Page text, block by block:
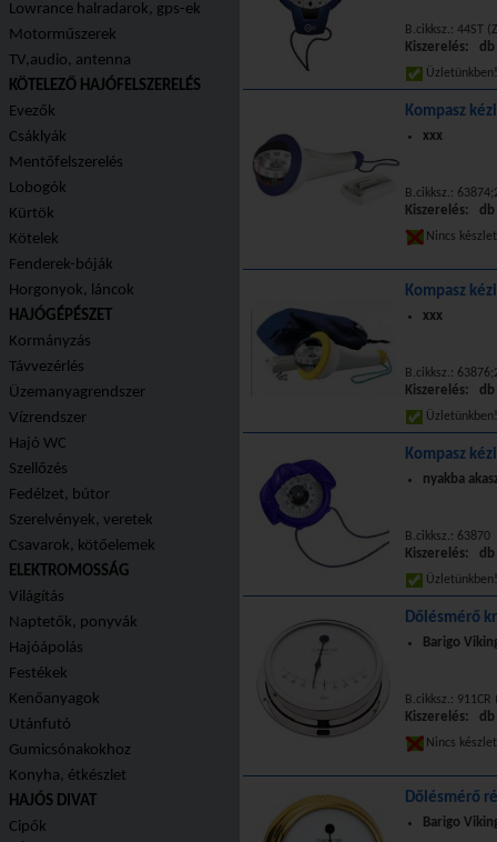
Lowrance halradarok, gps-ek
Motorműszerek
TV,audio, antenna
KÖTELEZŐ HAJÓFELSZERELÉS
Evezők
Csáklyák
Mentőfelszerelés
Lobogók
Kürtök
Kötelek
Fenderek-bóják
Horgonyok, láncok
HAJÓGÉPÉSZET
Kormányzás
Távvezérlés
Üzemanyagrendszer
Vízrendszer
Hajó WC
Szellőzés
Fedélzet, bútor
Szerelvények, veretek
Csavarok, kötőelemek
ELEKTROMOSSÁG
Világítás
Naptetők, ponyvák
Hajóápolás
Festékek
Kenőanyagok
Utánfutó
Gumicsónakokhoz
Konyha, étkészlet
HAJÓS DIVAT
Cipők
B.cikksz.: 44ST
Kiszerelés: db
Kompasz
xxx
B.cikksz.:
Kiszerelés: db
Nincs
Kompasz
xxx
B.cikksz.:
Kiszerelés: db
Kompasz
nyakba
B.cikksz.: 63870
Kiszerelés: db
Dőlésmérő
Barigo
B.cikksz.: 911CR
Kiszerelés: db
Nincs
Dőlésmérő
Barigo